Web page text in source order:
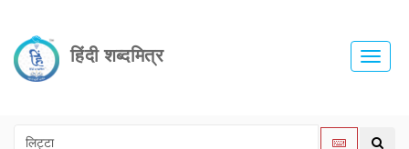
हिंदी शब्दमित्र